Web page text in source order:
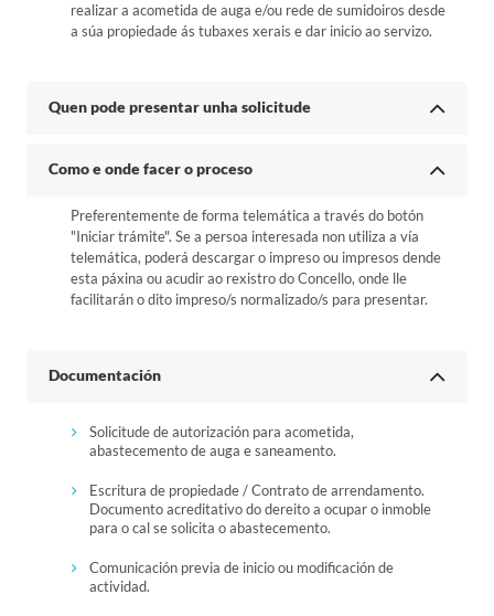
realizar a acometida de auga e/ou rede de sumidoiros desde
a súa propiedade ás tubaxes xerais e dar inicio ao servizo.
Quen pode presentar unha solicitude
Como e onde facer o proceso
Preferentemente de forma telemática a través do botón
"Iniciar trámite". Se a persoa interesada non utiliza a vía
telemática, poderá descargar o impreso ou impresos dende
esta páxina ou acudir ao rexistro do Concello, onde lle
facilitarán o dito impreso/s normalizado/s para presentar.
Documentación
Solicitude de autorización para acometida,
abastecemento de auga e saneamento.
Escritura de propiedade / Contrato de arrendamento.
Documento acreditativo do dereito a ocupar o inmoble
para o cal se solicita o abastecemento.
Comunicación previa de inicio ou modificación de
actividad.